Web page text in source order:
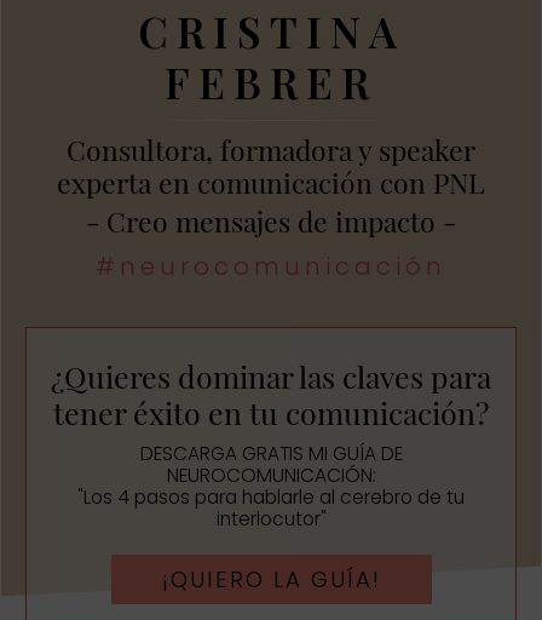
CRISTINA
FEBRER
Consultora, formadora y speaker
experta en comunicación con PNL
- Creo mensajes de impacto -
#neurocomunicación
¿Quieres dominar las claves para
tener éxito en tu comunicación?
DESCARGA GRATIS MI GUÍA DE
NEUROCOMUNICACIÓN:
"Los 4 pasos para hablarle al cerebro de tu
interlocutor"
¡QUIERO LA GUÍA!